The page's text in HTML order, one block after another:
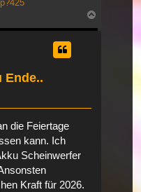
Ende..
die Feiertage
kann. Ich
Scheinwerfer
Kraft für 2026.